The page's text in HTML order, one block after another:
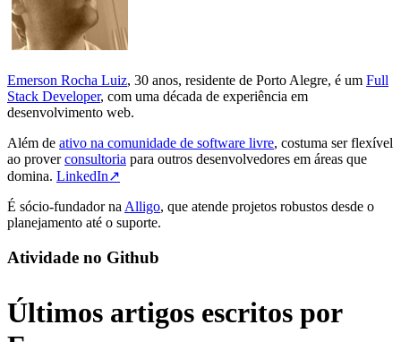
Emerson Rocha Luiz, 30 anos, residente de Porto Alegre, é um Full
Stack Developer, com uma década de experiência em
desenvolvimento web.
Além de ativo na comunidade de software livre, costuma ser flexível
ao proverconsultoria para outros desenvolvedores em áreas que
domina. LinkedIn↗
É sócio-fundador na Alligo, que atende projetos robustos desde o
planejamento até o suporte.
Atividade no Github
Últimos artigos escritos por